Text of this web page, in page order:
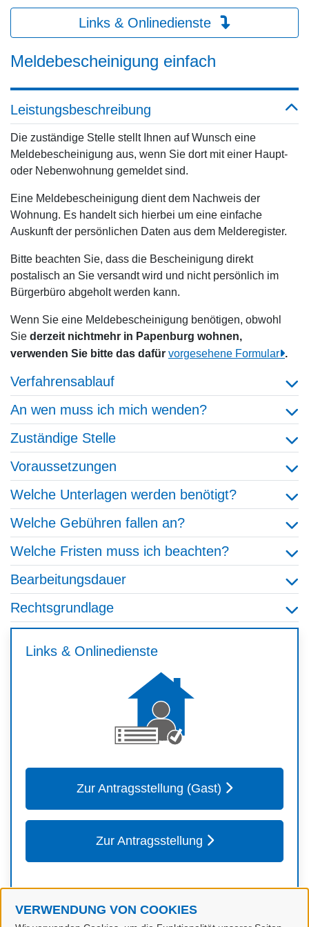
VERWENDUNG VON COOKIES
Links & Onlinedienste
Meldebescheinigung einfach
Leistungsbeschreibung
Die zuständige Stelle stellt Ihnen auf Wunsch eine
Meldebescheinigung aus, wenn Sie dort mit einer Haupt-
oder Nebenwohnung gemeldet sind.
Eine Meldebescheinigung dient dem Nachweis der
Wohnung. Es handelt sich hierbei um eine einfache
Auskunft der persönlichen Daten aus dem Melderegister.
Bitte beachten Sie, dass die Bescheinigung direkt
postalisch an Sie versandt wird und nicht persönlich im
Bürgerbüro abgeholt werden kann.
Wenn Sie eine Meldebescheinigung benötigen, obwohl
Sie derzeit nichtmehr in Papenburg wohnen,
verwenden Sie bitte das dafür vorgesehene Formular .
Verfahrensablauf
An wen muss ich mich wenden?
Zuständige Stelle
Voraussetzungen
Welche Unterlagen werden benötigt?
Welche Gebühren fallen an?
Welche Fristen muss ich beachten?
Bearbeitungsdauer
Rechtsgrundlage
Links & Onlinedienste
Zur Antragsstellung (Gast)
Zur Antragsstellung